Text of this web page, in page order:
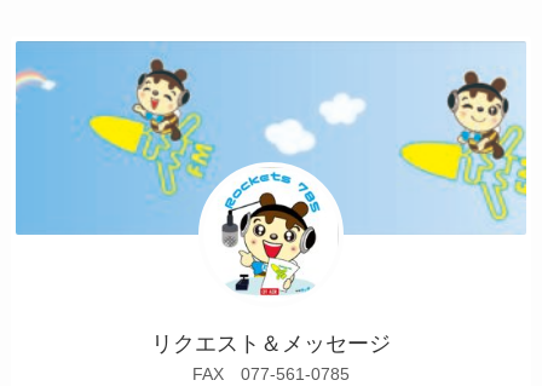
リクエスト＆メッセージ
FAX 077-561-0785